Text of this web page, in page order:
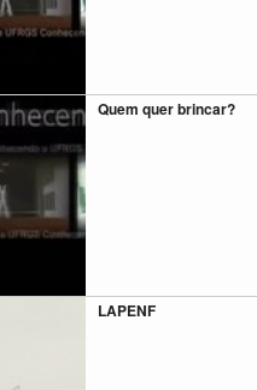
Quem quer brincar?
LAPENF